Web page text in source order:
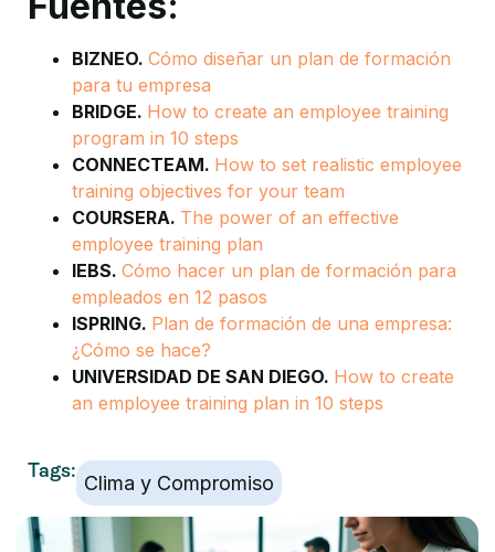
BIZNEO. Cómo diseñar un plan de formación
para tu empresa
BRIDGE. How to create an employee training
program in 10 steps
CONNECTEAM. How to set realistic employee
training objectives for your team
COURSERA. The power of an effective
employee training plan
IEBS. Cómo hacer un plan de formación para
empleados en 12 pasos
ISPRING. Plan de formación de una empresa:
¿Cómo se hace?
UNIVERSIDAD DE SAN DIEGO. How to create
an employee training plan in 10 steps
Tags:
Clima y Compromiso